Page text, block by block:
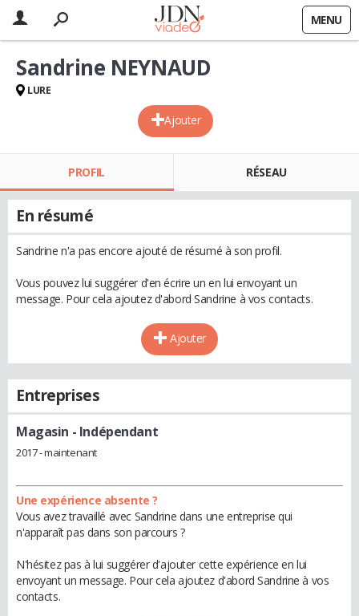
MENU
Ajouter
Sandrine NEYNAUD
LURE
PROFIL RÉSEAU
En résumé
Sandrine n'a pas encore ajouté de résumé à son profil.
Vous pouvez lui suggérer d'en écrire un en lui envoyant un
message. Pour cela ajoutez d'abord Sandrine à vos contacts.
Ajouter
Entreprises
Magasin - Indépendant
2017 - maintenant
Une expérience absente ?
Vous avez travaillé avec Sandrine dans une entreprise qui
n'apparaît pas dans son parcours ?
N'hésitez pas à lui suggérer d'ajouter cette expérience en lui
envoyant un message. Pour cela ajoutez d'abord Sandrine à vos
contacts.